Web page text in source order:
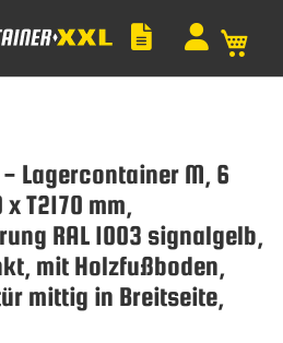
Lagercontainer M, 6
T2170 mm,
RAL 1003 signalgelb,
mit Holzfußboden,
mittig in Breitseite,